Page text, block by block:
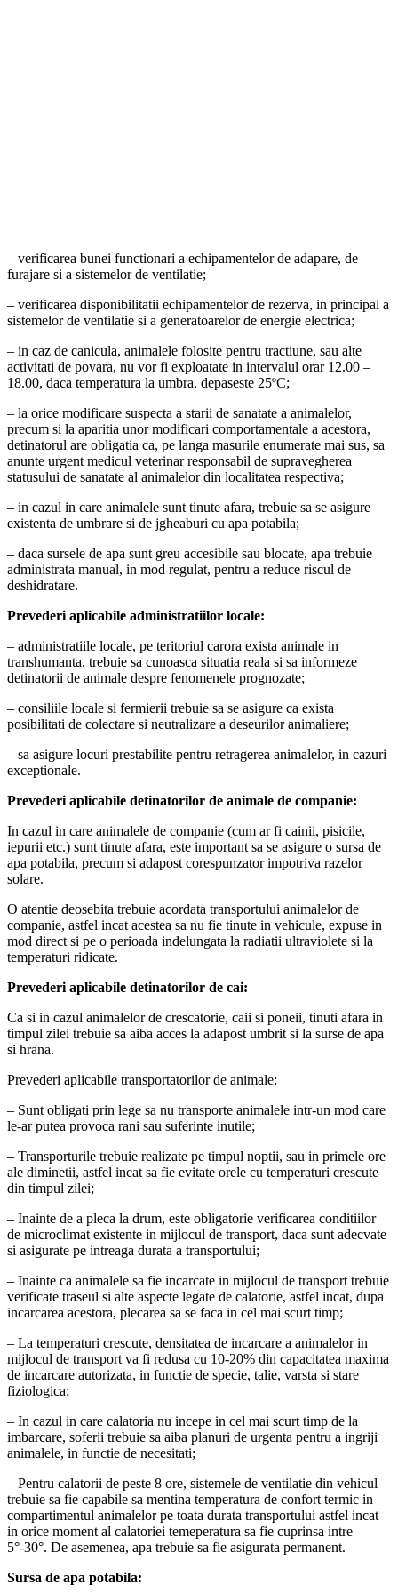
– verificarea bunei functionari a echipamentelor de adapare, de
furajare si a sistemelor de ventilatie;
– verificarea disponibilitatii echipamentelor de rezerva, in principal a
sistemelor de ventilatie si a generatoarelor de energie electrica;
– in caz de canicula, animalele folosite pentru tractiune, sau alte
activitati de povara, nu vor fi exploatate in intervalul orar 12.00 –
18.00, daca temperatura la umbra, depaseste 25ºC;
– la orice modificare suspecta a starii de sanatate a animalelor,
precum si la aparitia unor modificari comportamentale a acestora,
detinatorul are obligatia ca, pe langa masurile enumerate mai sus, sa
anunte urgent medicul veterinar responsabil de supravegherea
statusului de sanatate al animalelor din localitatea respectiva;
– in cazul in care animalele sunt tinute afara, trebuie sa se asigure
existenta de umbrare si de jgheaburi cu apa potabila;
– daca sursele de apa sunt greu accesibile sau blocate, apa trebuie
administrata manual, in mod regulat, pentru a reduce riscul de
deshidratare.
Prevederi aplicabile administratiilor locale:
– administratiile locale, pe teritoriul carora exista animale in
transhumanta, trebuie sa cunoasca situatia reala si sa informeze
detinatorii de animale despre fenomenele prognozate;
– consiliile locale si fermierii trebuie sa se asigure ca exista
posibilitati de colectare si neutralizare a deseurilor animaliere;
– sa asigure locuri prestabilite pentru retragerea animalelor, in cazuri
exceptionale.
Prevederi aplicabile detinatorilor de animale de companie:
In cazul in care animalele de companie (cum ar fi cainii, pisicile,
iepurii etc.) sunt tinute afara, este important sa se asigure o sursa de
apa potabila, precum si adapost corespunzator impotriva razelor
solare.
O atentie deosebita trebuie acordata transportului animalelor de
companie, astfel incat acestea sa nu fie tinute in vehicule, expuse in
mod direct si pe o perioada indelungata la radiatii ultraviolete si la
temperaturi ridicate.
Prevederi aplicabile detinatorilor de cai:
Ca si in cazul animalelor de crescatorie, caii si poneii, tinuti afara in
timpul zilei trebuie sa aiba acces la adapost umbrit si la surse de apa
si hrana.
Prevederi aplicabile transportatorilor de animale:
– Sunt obligati prin lege sa nu transporte animalele intr-un mod care
le-ar putea provoca rani sau suferinte inutile;
– Transporturile trebuie realizate pe timpul noptii, sau in primele ore
ale diminetii, astfel incat sa fie evitate orele cu temperaturi crescute
din timpul zilei;
– Inainte de a pleca la drum, este obligatorie verificarea conditiilor
de microclimat existente in mijlocul de transport, daca sunt adecvate
si asigurate pe intreaga durata a transportului;
– Inainte ca animalele sa fie incarcate in mijlocul de transport trebuie
verificate traseul si alte aspecte legate de calatorie, astfel incat, dupa
incarcarea acestora, plecarea sa se faca in cel mai scurt timp;
– La temperaturi crescute, densitatea de incarcare a animalelor in
mijlocul de transport va fi redusa cu 10-20% din capacitatea maxima
de incarcare autorizata, in functie de specie, talie, varsta si stare
fiziologica;
– In cazul in care calatoria nu incepe in cel mai scurt timp de la
imbarcare, soferii trebuie sa aiba planuri de urgenta pentru a ingriji
animalele, in functie de necesitati;
– Pentru calatorii de peste 8 ore, sistemele de ventilatie din vehicul
trebuie sa fie capabile sa mentina temperatura de confort termic in
compartimentul animalelor pe toata durata transportului astfel incat
in orice moment al calatoriei temeperatura sa fie cuprinsa intre
5°-30°. De asemenea, apa trebuie sa fie asigurata permanent.
Sursa de apa potabila: